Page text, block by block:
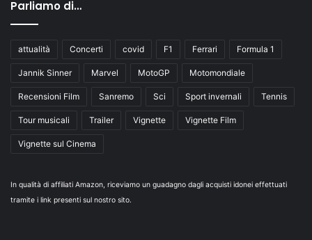
Parliamo di…
attualità Concerti covid F1 Ferrari Formula 1
Jannik Sinner Marvel MotoGP Motomondiale
Recensioni Film Sanremo Sci Sport invernali Tennis
Tour musicali Trailer Vignette Vignette Film
Vignette sul Cinema
In qualità di affiliati Amazon, riceviamo un guadagno dagli acquisti idonei effettuati
tramite i link presenti sul nostro sito.